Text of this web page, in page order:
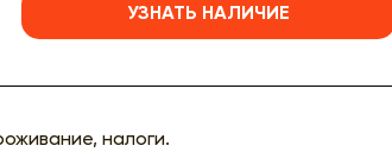
УЗНАТЬ НАЛИЧИЕ
налоги.